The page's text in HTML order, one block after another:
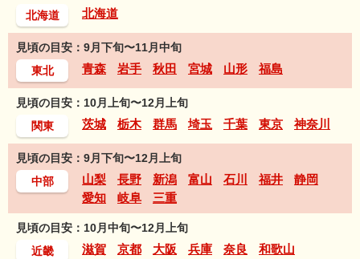
北海道
北海道
見頃の目安：9月下旬〜11月中旬
東北
青森 岩手 秋田 宮城 山形 福島
見頃の目安：10月上旬〜12月上旬
関東
茨城 栃木 群馬 埼玉 千葉 東京 神奈川
見頃の目安：9月下旬〜12月上旬
中部
山梨 長野 新潟 富山 石川 福井
静岡
愛知
岐阜 三重
見頃の目安：10月中旬〜12月上旬
近畿
滋賀 京都 大阪 兵庫 奈良 和歌山